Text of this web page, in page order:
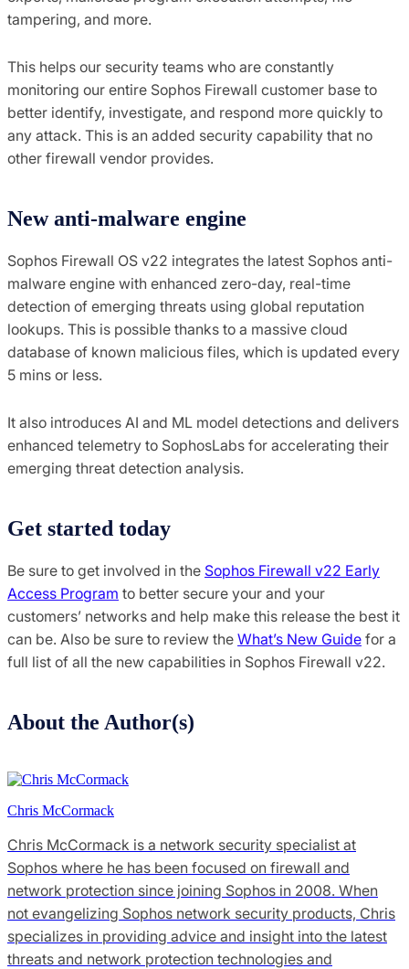
tampering, and more.
This helps our security teams who are constantly
monitoring our entire Sophos Firewall customer base to
better identify, investigate, and respond more quickly to
any attack. This is an added security capability that no
other firewall vendor provides.
New anti-malware engine
Sophos Firewall OS v22 integrates the latest Sophos anti-
malware engine with enhanced zero-day, real-time
detection of emerging threats using global reputation
lookups. This is possible thanks to a massive cloud
database of known malicious files, which is updated every
5 mins or less.
It also introduces AI and ML model detections and delivers
enhanced telemetry to SophosLabs for accelerating their
emerging threat detection analysis.
Get started today
Be sure to get involved in the Sophos Firewall v22 Early
Access Program to better secure your and your
customers’ networks and help make this release the best it
can be. Also be sure to review the What’s New Guide for a
full list of all the new capabilities in Sophos Firewall v22.
About the Author(s)
Chris McCormack
Chris McCormack is a network security specialist at
Sophos where he has been focused on firewall and
network protection since joining Sophos in 2008. When
not evangelizing Sophos network security products, Chris
specializes in providing advice and insight into the latest
threats and network protection technologies and